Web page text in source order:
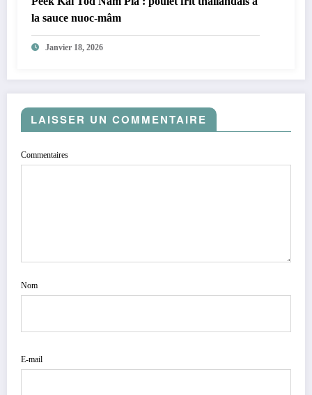
la sauce nuoc-mâm
Janvier 18, 2026
LAISSER UN COMMENTAIRE
Commentaires
Nom
E-mail